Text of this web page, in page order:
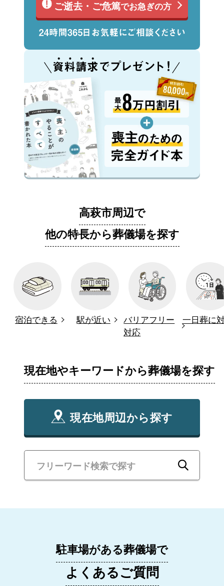
ご逝去・ご危篤でお急ぎの方
高萩市周辺で
他の特長から葬儀場を探す
宿泊できる 駅が近い
バリアフリー
対応
一日葬に
現在地やキーワードから葬儀場を探す
現在地周辺から探す
駐車場がある葬儀場で
よくあるご質問